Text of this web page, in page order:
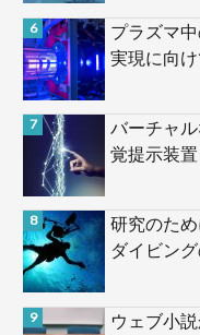
プラズマ
実現に向
バーチャ
覚提示装
研究のた
ダイビン
ウェブ小